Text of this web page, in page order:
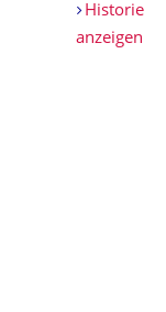
Historie
anzeigen